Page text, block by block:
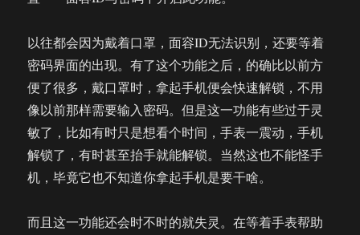
以往都会因为戴着口罩，面容ID无法识别，还要等着
密码界面的出现。有了这个功能之后，的确比以前方
便了很多，戴口罩时，拿起手机便会快速解锁，不用
像以前那样需要输入密码。但是这一功能有些过于灵
敏了，比如有时只是想看个时间，手表一震动，手机
解锁了，有时甚至抬手就能解锁。当然这也不能怪手
机，毕竟它也不知道你拿起手机是要干啥。
而且这一功能还会时不时的就失灵。在等着手表帮助